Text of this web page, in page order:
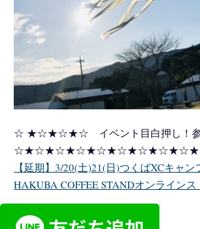
☆ ★☆★☆★☆ イベント目白押し！参
【延期】3/20(土)21(日)つくばXCキャン
HAKUBA COFFEE STANDオンラインス